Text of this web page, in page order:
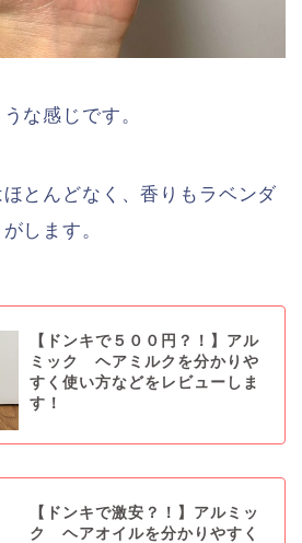
な感じです。
とんどなく、香りもラベンダ
します。
【ドンキで５００円？！】アル
ミック ヘアミルクを分かりや
すく使い方などをレビューしま
す！
【ドンキで激安？！】アルミッ
ク ヘアオイルを分かりやすく